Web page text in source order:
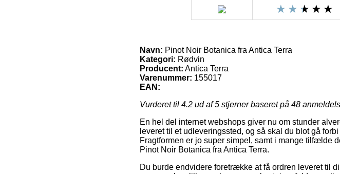
Navn: Pinot Noir Botanica fra Antica Terra
Kategori: Rødvin
Producent: Antica Terra
Varenummer: 155017
EAN:
Vurderet til 4.2 ud af 5 stjerner baseret på 48
En hel del internet webshops giver nu om stunder
leveret til et udleveringssted, og så skal du blot gå
Fragtformen er jo super simpel, samt i mange tilfælde
Pinot Noir Botanica fra Antica Terra.
Du burde endvidere foretrække at få ordren leveret til